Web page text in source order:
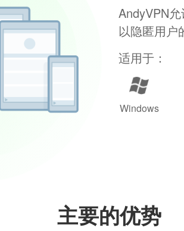
AndyVPN
以隐匿用户
适用于：
Windows
主要的优势